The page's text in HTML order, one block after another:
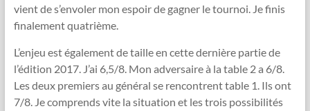
vient de s’envoler mon espoir de gagner le tournoi. Je finis
finalement quatrième.
L’enjeu est également de taille en cette dernière partie de
l’édition 2017. J’ai 6,5/8. Mon adversaire à la table 2 a 6/8.
Les deux premiers au général se rencontrent table 1. Ils ont
7/8. Je comprends vite la situation et les trois possibilités